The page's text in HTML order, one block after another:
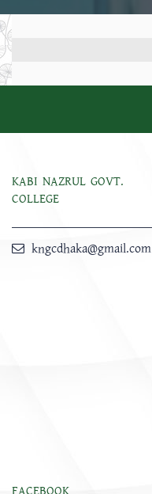
KABI NAZRUL GOVT.
COLLEGE
kngcdhaka@gmail.com